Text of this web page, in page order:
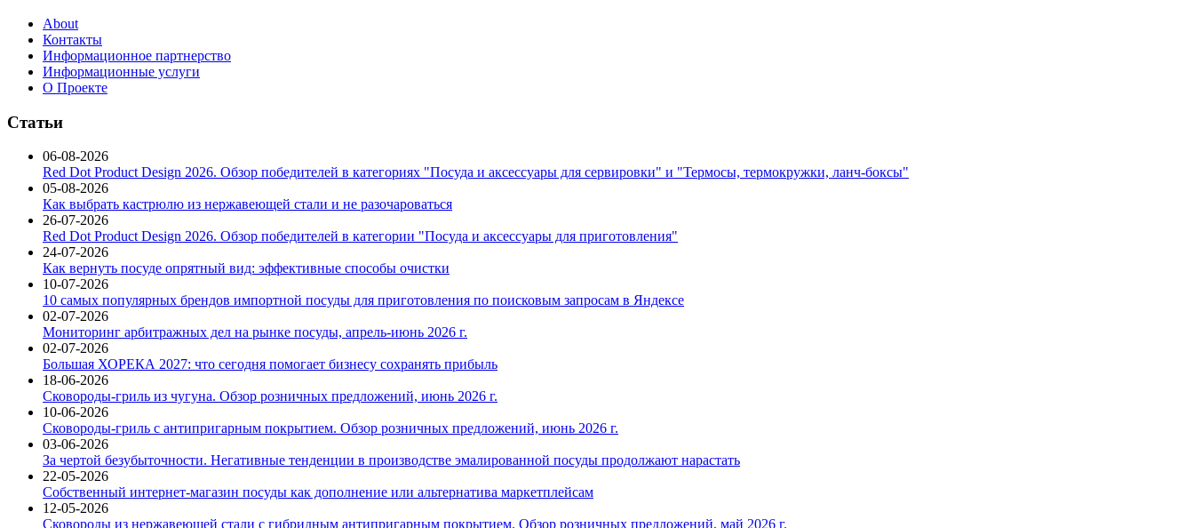
About
Контакты
Информационное партнерство
Информационные услуги
О Проекте
Статьи
06-08-2026
Red Dot Product Design 2026. Обзор победителей в категориях "Посуда и аксессуары для сервировки" и "Термосы, термокружки, ланч-боксы"
05-08-2026
Как выбрать кастрюлю из нержавеющей стали и не разочароваться
26-07-2026
Red Dot Product Design 2026. Обзор победителей в категории "Посуда и аксессуары для приготовления"
24-07-2026
Как вернуть посуде опрятный вид: эффективные способы очистки
10-07-2026
10 самых популярных брендов импортной посуды для приготовления по поисковым запросам в Яндексе
02-07-2026
Мониторинг арбитражных дел на рынке посуды, апрель-июнь 2026 г.
02-07-2026
Большая ХОРЕКА 2027: что сегодня помогает бизнесу сохранять прибыль
18-06-2026
Сковороды-гриль из чугуна. Обзор розничных предложений, июнь 2026 г.
10-06-2026
Сковороды-гриль с антипригарным покрытием. Обзор розничных предложений, июнь 2026 г.
03-06-2026
За чертой безубыточности. Негативные тенденции в производстве эмалированной посуды продолжают нарастать
22-05-2026
Собственный интернет-магазин посуды как дополнение или альтернатива маркетплейсам
12-05-2026
Сковороды из нержавеющей стали с гибридным антипригарным покрытием. Обзор розничных предложений, май 2026 г.